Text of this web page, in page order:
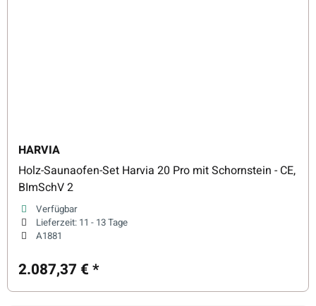
HARVIA
Holz-Saunaofen-Set Harvia 20 Pro mit Schornstein - CE,
BImSchV 2
Verfügbar
Lieferzeit: 11 - 13 Tage
A1881
2.087,37 €*